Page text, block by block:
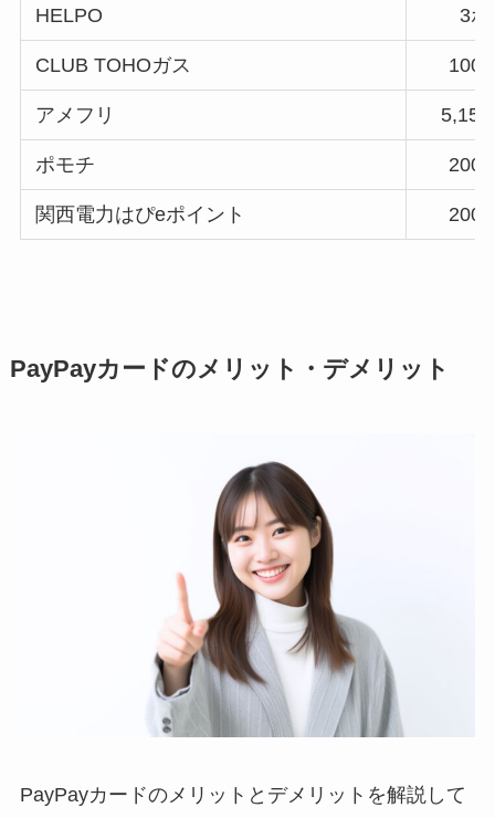
HELPO 3
CLUB TOHOガス 100
アメフリ
ポモチ 200
関西電力はぴeポイント 200
PayPayカードのメリット・デメリット
PayPayカードのメリットとデメリットを解説して